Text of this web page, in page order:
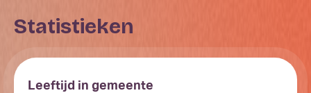
Statistieken
Leeftijd in gemeente